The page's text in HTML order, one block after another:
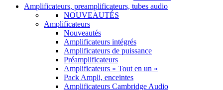
Amplificateurs, preamplificateurs, tubes audio
NOUVEAUTÉS
Amplificateurs
Nouveautés
Amplificateurs intégrés
Amplificateurs de puissance
Préamplificateurs
Amplificateurs « Tout en un »
Pack Ampli, enceintes
Amplificateurs Cambridge Audio